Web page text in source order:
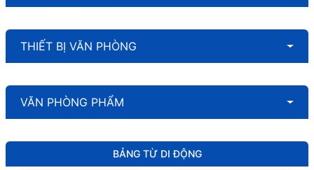
THIẾT BỊ VĂN PHÒNG
VĂN PHÒNG PHẨM
BẢNG TỪ DI ĐỘNG